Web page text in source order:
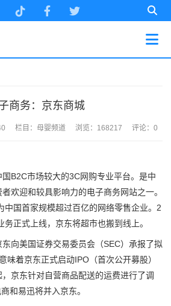
商务：京东商城
栏目： 母婴频道 浏览：168217 评论：0
B2C市场较大的3C网购专业平台。是中
欢迎和较具影响力的电子商务网站之一。
中国首家规模超过百亿的网络零售企业。2
正式上线，京东将超市也搬到线上。
向美国证券交易委员会（SEC）承报了拟
味着京东正式启动IPO（首次公开募股）
京东针对自营商品配送的运费进行了调
和易迅将并入京东。